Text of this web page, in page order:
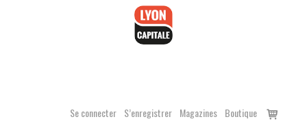
Se connecter S’enregistrer Magazines Boutique
Voir